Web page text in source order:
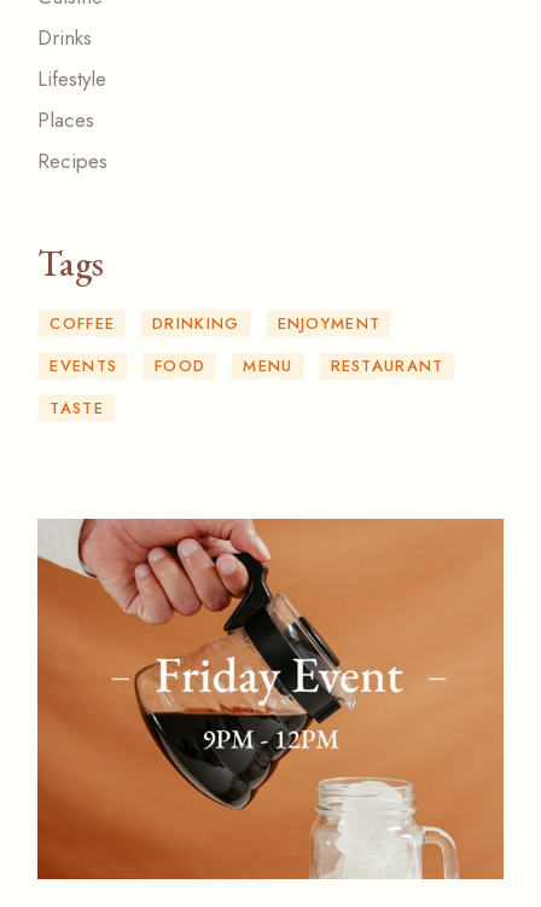
Drinks
Lifestyle
Places
Recipes
Tags
COFFEE DRINKING
ENJOYMENT
EVENTS
FOOD MENU
RESTAURANT
TASTE